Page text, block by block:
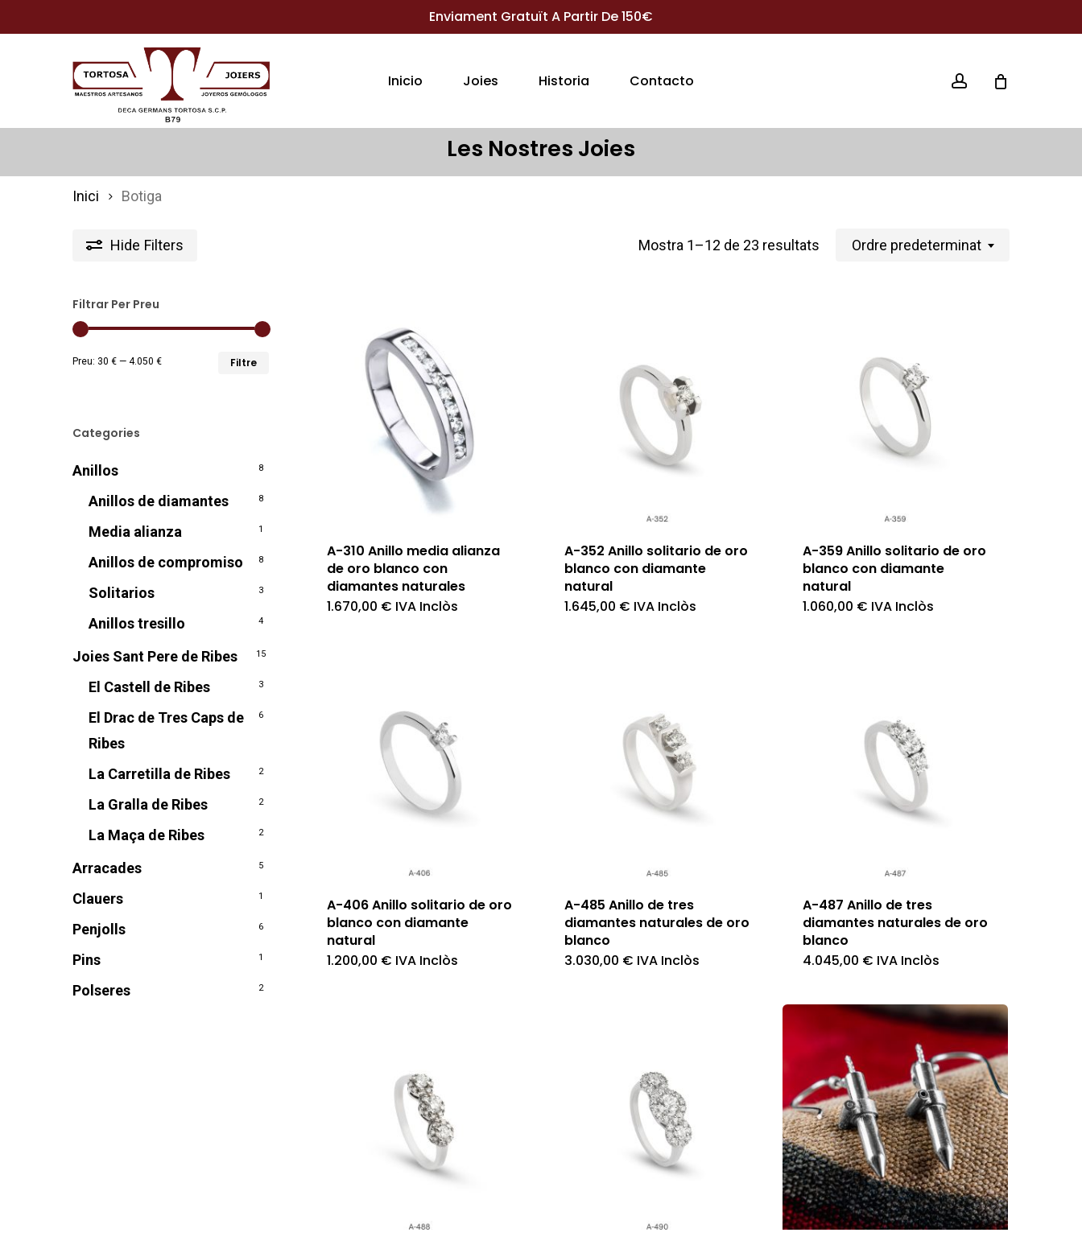
to
Enviament Gratuït A Partir De 150€
Inicio Joies Historia Contacto account
Les Nostres Joies
Inici Botiga
Hide Filters Mostra 1–12 de 23 resultats Ordre predeterminat
Filtrar Per Preu
Filtre
Preu: 30 € — 4.050 €
Categories
Anillos 8
Anillos de diamantes 8
Media alianza 1
Anillos de compromiso 8
Solitarios 3
Anillos tresillo 4
Joies Sant Pere de Ribes 15
El Castell de Ribes 3
El Drac de Tres Caps de
Ribes
6
La Carretilla de Ribes 2
La Gralla de Ribes 2
La Maça de Ribes 2
Arracades 5
Clauers 1
Penjolls 6
Pins 1
Polseres 2
A-310 Anillo media alianza
de oro blanco con
diamantes naturales
1.670,00 € IVA Inclòs
A-352 Anillo solitario de oro
blanco con diamante
natural
1.645,00 € IVA Inclòs
A-359 Anillo solitario de oro
blanco con diamante
natural
1.060,00 € IVA Inclòs
A-406 Anillo solitario de oro
blanco con diamante
natural
1.200,00 € IVA Inclòs
A-485 Anillo de tres
diamantes naturales de oro
blanco
3.030,00 € IVA Inclòs
A-487 Anillo de tres
diamantes naturales de oro
blanco
4.045,00 € IVA Inclòs